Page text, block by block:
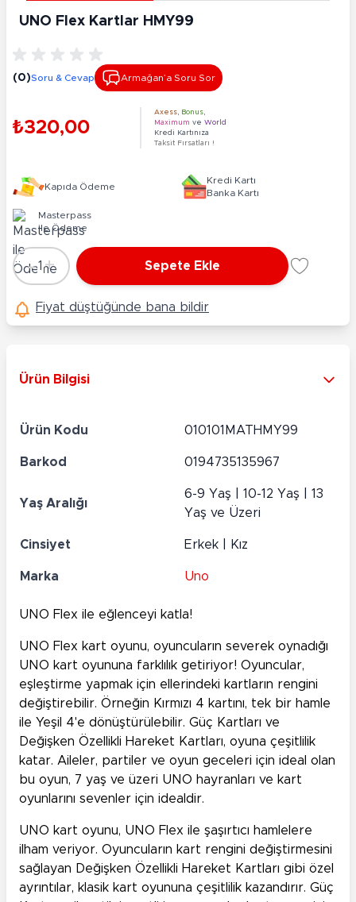
UNO Flex Kartlar HMY99
(0)Soru & Cevap Armağan’a Soru Sor
₺320,00
Axess Bonus
Maximum ve World
Kredi Kartınıza
Taksit Fırsatları !
Kapıda Ödeme
Kredi Kartı
Banka Kartı
Masterpass
ile Ödeme
Adet
-1 + Sepete Ekle
Fiyat düştüğünde bana bildir
Ürün Bilgisi
Ürün Kodu 010101MATHMY99
Barkod 0194735135967
Yaş Aralığı
6-9 Yaş | 10-12 Yaş | 13
Yaş ve Üzeri
Cinsiyet Erkek | Kız
Marka Uno
UNO Flex ile eğlenceyi katla!
UNO Flex kart oyunu, oyuncuların severek oynadığı
UNO kart oyununa farklılık getiriyor! Oyuncular,
eşleştirme yapmak için ellerindeki kartların rengini
değiştirebilir. Örneğin Kırmızı 4 kartını, tek bir hamle
ile Yeşil 4'e dönüştürülebilir. Güç Kartları ve
Değişken Özellikli Hareket Kartları, oyuna çeşitlilik
katar. Aileler, partiler ve oyun geceleri için ideal olan
bu oyun, 7 yaş ve üzeri UNO hayranları ve kart
oyunlarını sevenler için idealdir.
UNO kart oyunu, UNO Flex ile şaşırtıcı hamlelere
ilham veriyor. Oyuncuların kart rengini değiştirmesini
sağlayan Değişken Özellikli Hareket Kartları gibi özel
ayrıntılar, klasik kart oyununa çeşitlilik kazandırır. Güç